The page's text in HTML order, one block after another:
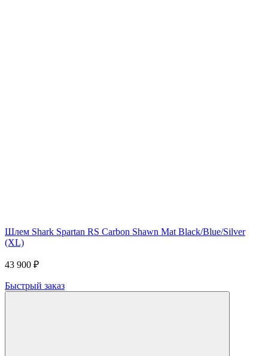
Шлем Shark Spartan RS Carbon Shawn Mat Black/Blue/Silver
(XL)
43 900 ₽
Быстрый заказ